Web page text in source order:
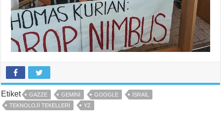
Etiket GAZZE GEMINI GOOGLE
ISRAIL
TEKNOLOJI TEKELLERI
YZ